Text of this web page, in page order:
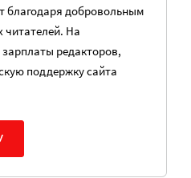
благодаря добровольным
На
редакторов,
поддержку сайта